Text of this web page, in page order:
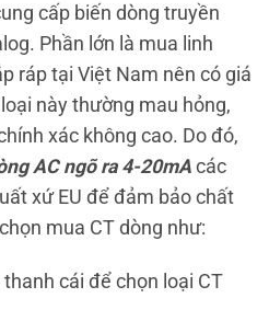
cấp biến dòng truyền
Phần lớn là mua linh
ráp tại Việt Nam nên có giá
này thường mau hỏng,
xác không cao. Do đó,
AC ngõ ra 4-20mA các
xứ EU để đảm bảo chất
mua CT dòng như:
cái để chọn loại CT